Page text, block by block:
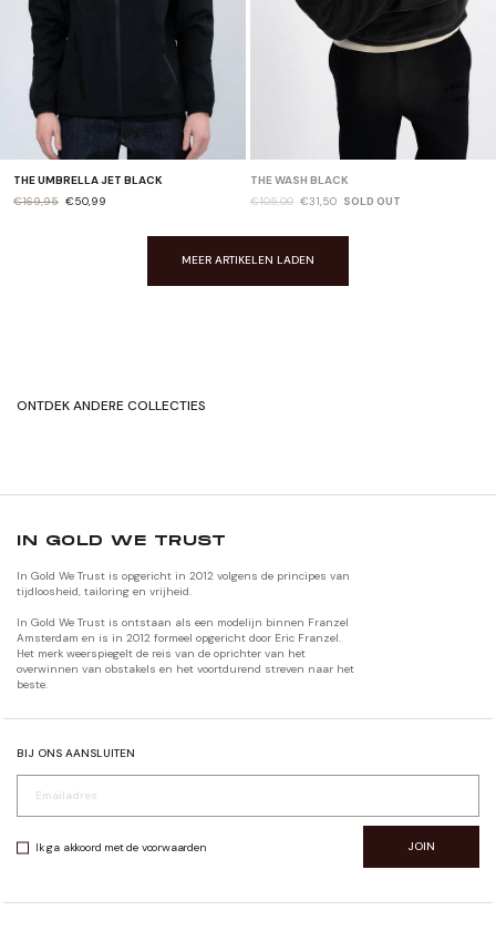
THE UMBRELLA JET BLACK
€169,95 €50,99
THE WASH BLACK
€105,00 €31,50 SOLD OUT
MEER ARTIKELEN LADEN
ONTDEK ANDERE COLLECTIES
IN GOLD WE TRUST
In Gold We Trust is opgericht in 2012 volgens de principes van
tijdloosheid, tailoring en vrijheid.
In Gold We Trust is ontstaan als een modelijn binnen Franzel
Amsterdam en is in 2012 formeel opgericht door Eric Franzel.
Het merk weerspiegelt de reis van de oprichter van het
overwinnen van obstakels en het voortdurend streven naar het
beste.
BIJ ONS AANSLUITEN
Ik ga akkoord met de voorwaarden JOIN